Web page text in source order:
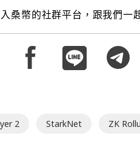
桑幣的社群平台，跟我們一
2 StarkNet ZK